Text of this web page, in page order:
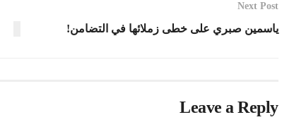
Next Post
ياسمين صبري على خطى زملائها في التضامن!
Leave a Reply